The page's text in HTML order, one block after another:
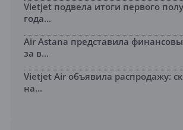
Vietjet подвела итоги первого
года...
Air Astana представила
за в...
Vietjet Air объявила распродажу:
на...